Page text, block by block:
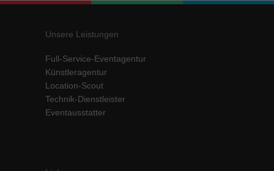
Unsere Leistungen
Full-Service-Eventagentur
Künstleragentur
Location-Scout
Technik-Dienstleister
Eventausstatter